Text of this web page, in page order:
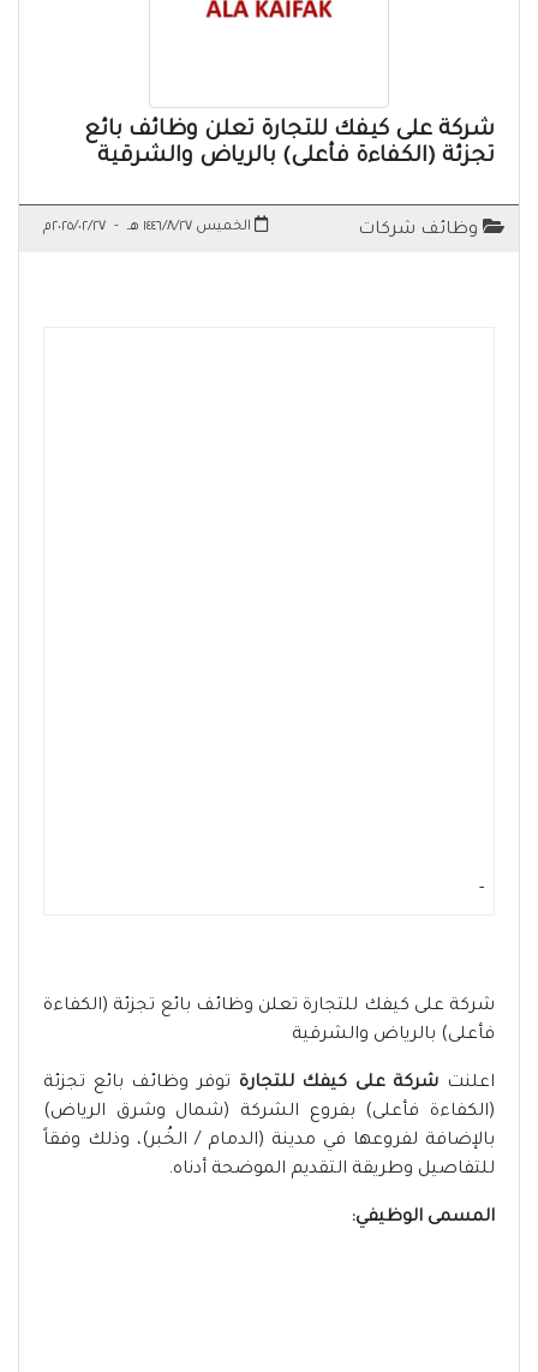
شركة على كيفك للتجارة تعلن وظائف بائع
تجزئة (الكفاءة فأعلى) بالرياض والشرقية
وظائف شركات الخميس ١٤٤٦/٨/٢٧ هـ - ٢٠٢٥/٠٢/٢٧م
-
شركة على كيفك للتجارة تعلن وظائف بائع تجزئة (الكفاءة
فأعلى) بالرياض والشرقية
اعلنت شركة على كيفك للتجارة توفر وظائف بائع تجزئة
(الكفاءة فأعلى) بفروع الشركة (شمال وشرق الرياض)
بالإضافة لفروعها في مدينة (الدمام / الخُبر)، وذلك وفقاً
للتفاصيل وطريقة التقديم الموضحة أدناه.
المسمى الوظيفي: